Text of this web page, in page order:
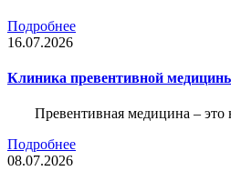
Подробнее
16.07.2026
Клиника превентивной
Превентивная медицина – это
Подробнее
08.07.2026